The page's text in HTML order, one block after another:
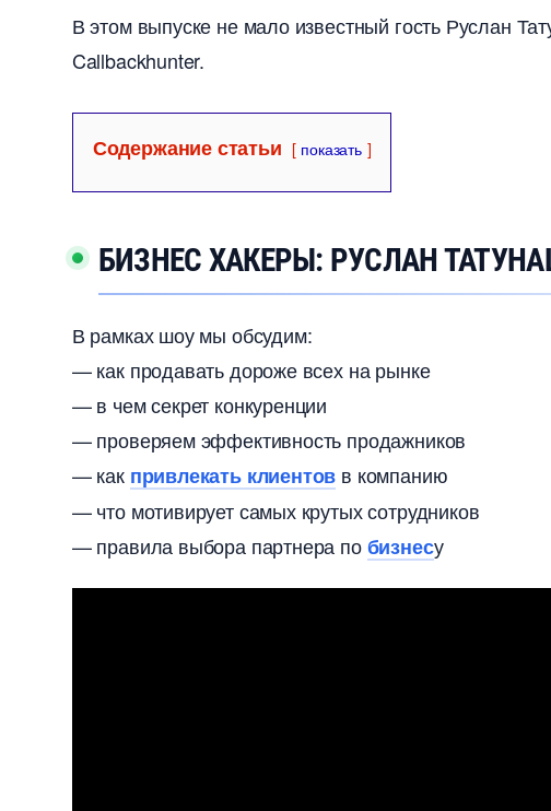
этом выпуске не мало известный гость Руслан
Callbackhunter.
Содержание статьи показать
БИЗНЕС ХАКЕРЫ: РУСЛАН
рамках шоу мы обсудим:
— как продавать дороже всех на рынке
— в чем секрет конкуренции
— проверяем эффективность продажнико
— как привлекать клиенто компанию
— что мотивирует самых крутых сотруднико
— правила выбора партнера поизнесу